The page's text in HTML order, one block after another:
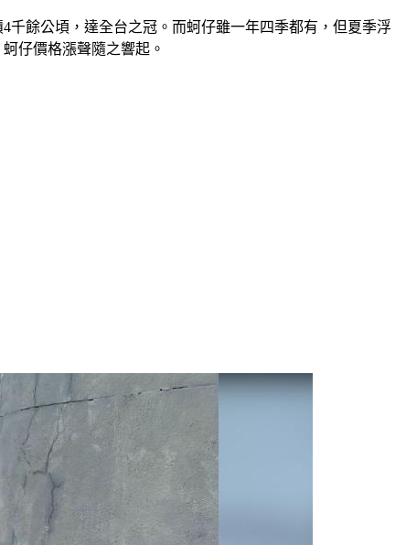
餘公頃，達全台之冠。而蚵仔雖一年四季都有，但夏季浮
仔價格漲聲隨之響起。